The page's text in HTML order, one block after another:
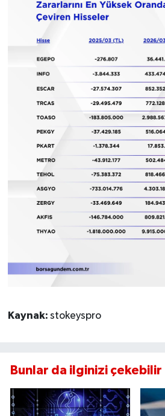
Kaynak: stokeyspro
Bunlar da ilginizi çekebilir